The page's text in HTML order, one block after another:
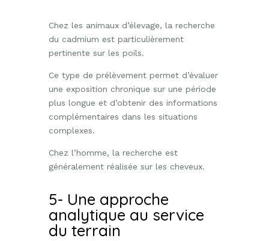
Chez les animaux d’élevage, la recherche
du cadmium est particulièrement
pertinente sur les poils.
Ce type de prélèvement permet d’évaluer
une exposition chronique sur une période
plus longue et d’obtenir des informations
complémentaires dans les situations
complexes.
Chez l’homme, la recherche est
généralement réalisée sur les cheveux.
5- Une approche
analytique au service
du terrain